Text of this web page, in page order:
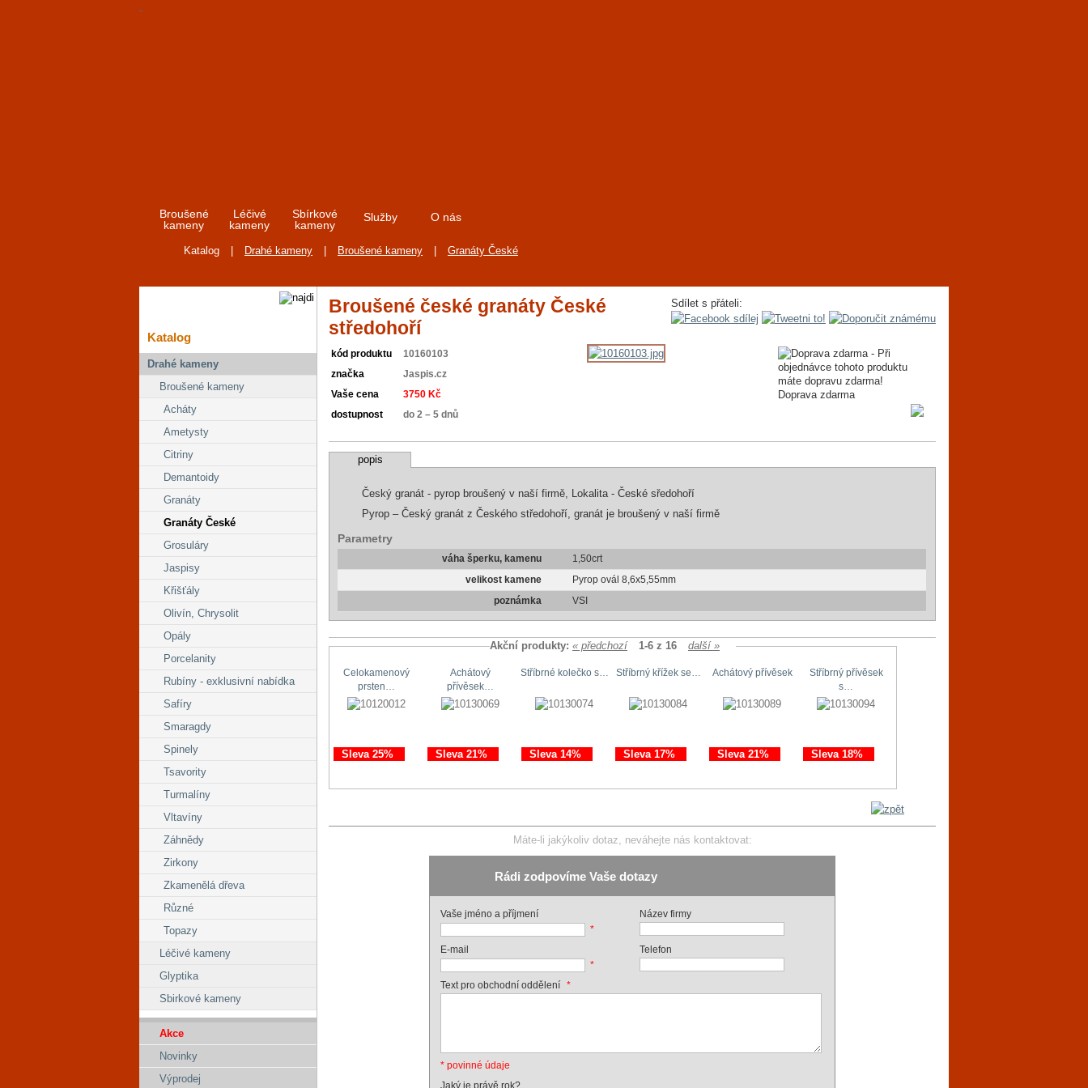
Broušené
kameny
Léčivé
kameny
Sbírkové
kameny
Služby O nás
Katalog Drahé kameny Broušené kameny Granáty České
Katalog
Drahé kameny
Broušené kameny
Acháty
Ametysty
Citriny
Demantoidy
Granáty
Granáty České
Grosuláry
Jaspisy
Křišťály
Olivín, Chrysolit
Opály
Porcelanity
Rubíny - exklusivní nabídka
Safíry
Smaragdy
Spinely
Tsavority
Turmalíny
Vltavíny
Záhnědy
Zirkony
Zkamenělá dřeva
Různé
Topazy
Léčivé kameny
Glyptika
Sbirkové kameny
Akce
Novinky
Výprodej
Sdílet s přáteli:
Broušené české granáty České
středohoří
kód produktu 10160103
značka Jaspis.cz
Vaše cena 3750 Kč
dostupnost do 2 – 5 dnů
Doprava zdarma
popis
Český granát - pyrop broušený v naší firmě, Lokalita - České sředohoří
Pyrop – Český granát z Českého středohoří, granát je broušený v naší firmě
Parametry
váha šperku, kamenu 1,50crt
velikost kamene Pyrop ovál 8,6x5,55mm
poznámka VSI
Akční produkty: « předchozí 1-6 z 16 další »
Celokamenový
prsten…
Sleva 25%
Achátový
přívěsek…
Sleva 21%
Stříbrné kolečko s…
Sleva 14%
Stříbrný křížek se…
Sleva 17%
Achátový přívěsek
Sleva 21%
Stříbrný přívěsek
s…
Sleva 18%
Máte-li jakýkoliv dotaz, neváhejte nás kontaktovat:
Rádi zodpovíme Vaše dotazy
Vaše jméno a příjmení
*
Název firmy
E-mail
*
Telefon
Text pro obchodní oddělení *
* povinné údaje
Jaký je právě rok?